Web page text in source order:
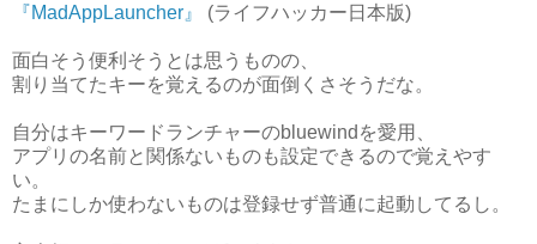
『MadAppLauncher』
(ライフハッカー日本版)
面白そう便利そうとは思うものの、
割り当てたキーを覚えるのが面倒くさそうだな。
自分はキーワードランチャーのbluewindを愛用、
アプリの名前と関係ないものも設定できるので覚えやす
い。
たまにしか使わないものは登録せず普通に起動してるし。